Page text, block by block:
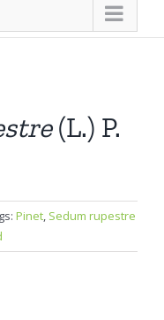
(L.) P.
Pinet, Sedum rupestre